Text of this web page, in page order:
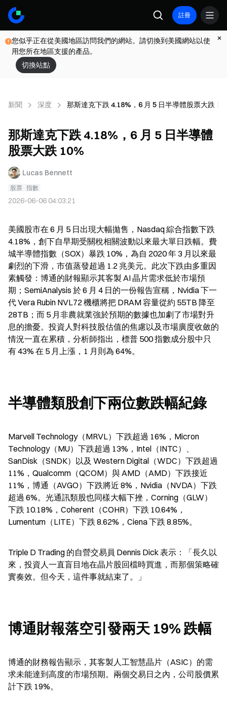
註冊
您似乎正在從美國地區訪問我們的網站。請切換到美國網站以使
用您所在地區支援的產品。
切換站點
新聞 深度 那斯達克下跌 4.18%，6 月 5 日半導體股票大跌
那斯達克下跌 4.18%，6 月 5 日半導體
股票大跌 10%
Lucas Bennett
股票 指數
2026-06-06 04:03:21
美國股市在 6 月 5 日出現大幅拋售，Nasdaq 綜合指數下跌
4.18%，創下自早期受關稅相關波動以來最大單日跌幅。費
城半導體指數（SOX）暴跌 10%，為自 2020 年 3 月以來最
劇烈的下滑，市值蒸發超過 1.2 兆美元。此次下跌由多重因
素觸發：博通的財報顯示其客製 AI 晶片需求低於市場預
期；SemiAnalysis 於 6 月 4 日的一份報告宣稱，Nvidia 下一
代 Vera Rubin NVL72 機櫃將把 DRAM 容量從約 55TB 降至
28TB；而 5 月非農就業強於預期的數據也加劇了市場對升
息的擔憂。投資人對科技股估值的焦慮以及市場廣度收斂的
情況一直在累積，分析師指出，標普 500 指數成分股中只
有 43% 在 5 月上漲，1 月則為 64%。
半導體類股創下兩位數跌幅紀錄
Marvell Technology（MRVL）下跌超過 16%，Micron
Technology（MU）下跌超過 13%，Intel（INTC）、
SanDisk（SNDK）以及 Western Digital（WDC）下跌超過
11%，Qualcomm（QCOM）與 AMD（AMD）下跌接近
11%，博通（AVGO）下跌將近 8%，Nvidia（NVDA）下跌
超過 6%。光通訊類股也同樣大幅下挫，Corning（GLW）
下跌 10.18%，Coherent（COHR）下跌 10.64%，
Lumentum（LITE）下跌 8.62%，Ciena 下跌 8.85%。
Triple D Trading 的自營交易員 Dennis Dick 表示：「長久以
來，投資人一直盲目地在晶片股回檔時買進，而那個策略確
實奏效。但今天，這件事就結束了。」
博通財報落空引發兩天 19% 跌幅
博通的財務報告顯示，其客製人工智慧晶片（ASIC）的需
求未能達到高度的市場預期。兩個交易日之內，公司股價累
計下跌 19%。